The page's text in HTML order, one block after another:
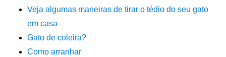
Veja algumas maneiras de tirar o tédio do seu gato
em casa
Gato de coleira?
Como arranhar